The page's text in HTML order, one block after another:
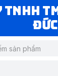
TNHH
ĐỨC